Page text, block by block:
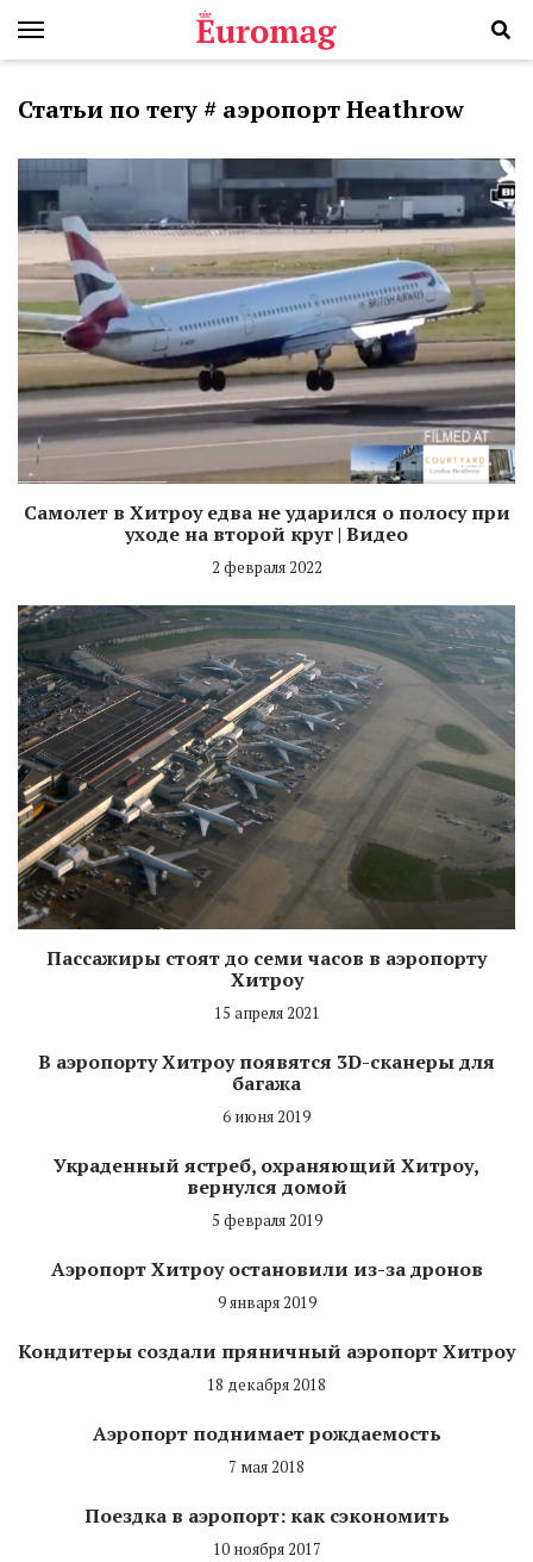
Статьи по тегу # аэропорт Heathrow
Самолет в Хитроу едва не ударился о полосу при
уходе на второй круг | Видео
2 февраля 2022
Пассажиры стоят до семи часов в аэропорту
Хитроу
15 апреля 2021
В аэропорту Хитроу появятся 3D-сканеры для
багажа
6 июня 2019
Украденный ястреб, охраняющий Хитроу,
вернулся домой
5 февраля 2019
Аэропорт Хитроу остановили из-за дронов
9 января 2019
Кондитеры создали пряничный аэропорт Хитроу
18 декабря 2018
Аэропорт поднимает рождаемость
7 мая 2018
Поездка в аэропорт: как сэкономить
10 ноября 2017